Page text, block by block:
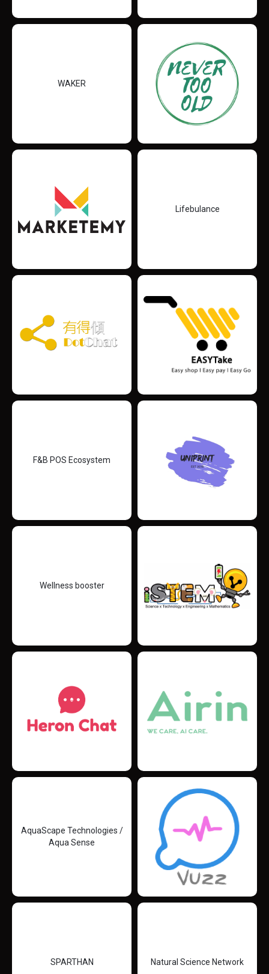
WAKER
Lifebulance
F&B POS Ecosystem
Wellness booster
AquaScape Technologies /
Aqua Sense
SPARTHAN Natural Science Network